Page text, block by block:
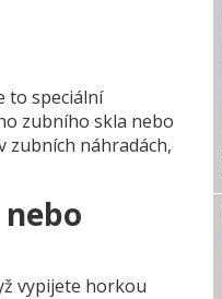
to speciální
zubního skla nebo
zubních náhradách,
vypijete horkou